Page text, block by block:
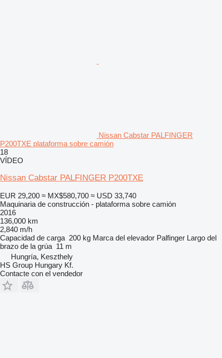
Nissan Cabstar PALFINGER
P200TXE plataforma sobre camión
18
VÍDEO
Nissan Cabstar PALFINGER P200TXE
EUR 29,200 ≈ MX$580,700 ≈ USD 33,740
Maquinaria de construcción - plataforma sobre camión
2016
136,000 km
2,840 m/h
Capacidad de carga 200 kg Marca del elevador Palfinger Largo del
brazo de la grúa 11 m
Hungría, Keszthely
HS Group Hungary Kf.
Contacte con el vendedor